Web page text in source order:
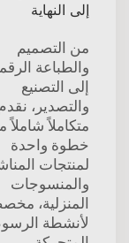
إلى النهاية
من التصميم
والطباعة
إلى التصنيع
والتصدير،
متكاملاً شاملاً
خطوة واحدة
لمنتجات
والمنسوجات
المنزلية،
لأنشطة